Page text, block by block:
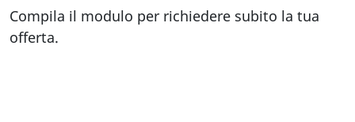
Compila il modulo per richiedere subito la tua
offerta.